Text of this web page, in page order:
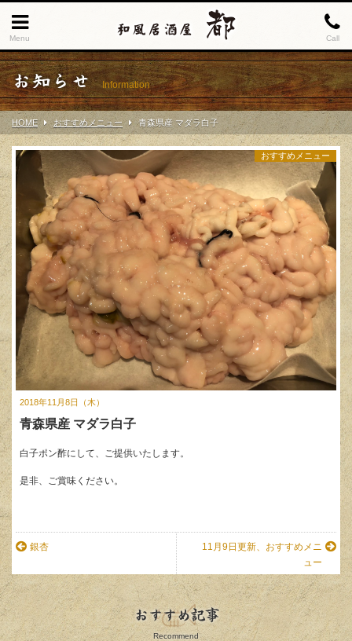
Menu Call
お知らせ Information
HOME おすすめメニュー 青森県産 マダラ白子
2018年11月8日（木）
おすすめメニュー
青森県産 マダラ白子
白子ポン酢にして、ご提供いたします。
是非、ご賞味ください。
銀杏
11月9日更新、おすすめメニ
ュー
おすすめ記事
Recommend